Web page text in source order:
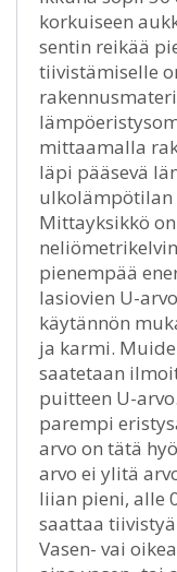
korkuiseen
sentin reikää
tiivistämiselle
mittaamalla
läpi pääsevä
ulkolämpötilan
Mittayksikkö
pienempää
lasiovien U-
käytännön
ja karmi.
saatetaan
puitteen U-
parempi
arvo on tätä
arvo ei ylitä
liian pieni, alle
saattaa
Vasen- vai